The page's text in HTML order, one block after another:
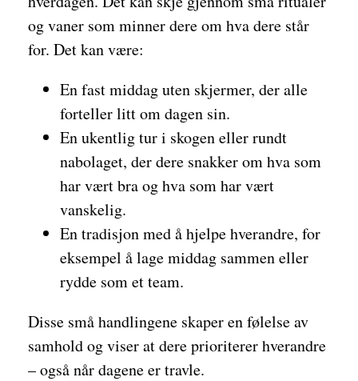
og vaner som minner dere om hva dere står
for. Det kan være:
En fast middag uten skjermer, der alle
forteller litt om dagen sin.
En ukentlig tur i skogen eller rundt
nabolaget, der dere snakker om hva som
har vært bra og hva som har vært
vanskelig.
En tradisjon med å hjelpe hverandre, for
eksempel å lage middag sammen eller
rydde som et team.
Disse små handlingene skaper en følelse av
samhold og viser at dere prioriterer hverandre
– også når dagene er travle.